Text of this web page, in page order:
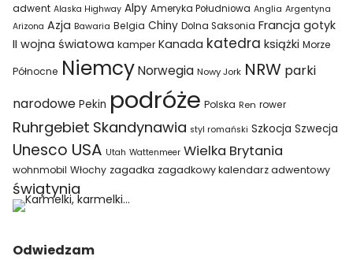
adwent Alaska Highway Alpy Ameryka Południowa Anglia Argentyna
Arizona Azja Bawaria Belgia Chiny Dolna Saksonia Francja gotyk
II wojna światowa kamper Kanada katedra książki Morze
Północne Niemcy Norwegia Nowy Jork NRW parki
narodowe Pekin podróże Polska Ren rower
Ruhrgebiet Skandynawia styl romański Szkocja Szwecja
Unesco USA Utah Wattenmeer Wielka Brytania
wohnmobil Włochy zagadka zagadkowy kalendarz adwentowy
świątynia
Odwiedzam